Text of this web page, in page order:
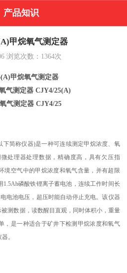
产品知识
甲烷氧气测定器
浏览次数： 1364次
甲烷氧气测定器
气测定器 CJY4/25(A)
气测定器 CJY4/25
简称仪器)是一种可连续测定甲烷浓度、氧
处理器处理数据，精确度高，具有欠压指
境空气中的甲烷浓度和氧气含量，并有超限
磷酸铁锂离子蓄电池，连续工作时间长
电池电压，超压时能自动停止充电。该仪器
测数据，读数醒目直观，同时体积小，重量
，是一种适合于矿井下检测甲烷浓度和氧气
。